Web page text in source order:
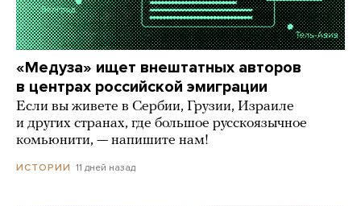
«Медуза» ищет внештатных авторов
в центрах российской эмиграции
Если вы живете в Сербии, Грузии, Израиле
и других странах, где большое русскоязычное
комьюнити, — напишите нам!
ИСТОРИИ 11 дней назад